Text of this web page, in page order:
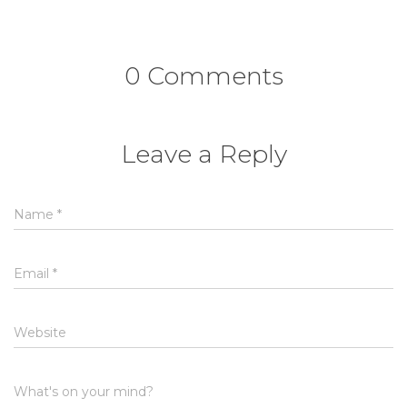
0 Comments
Leave a Reply
Name *
Email *
Website
What's on your mind?